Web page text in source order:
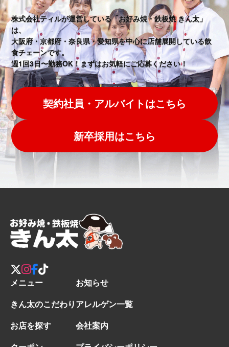
株式会社ティルが運営している「お好み焼・鉄板焼 きん太」
は、
大阪府・京都府・奈良県・愛知県を中心に店舗展開している飲
食チェーンです。
週1回3日〜勤務OK！まずはお気軽にご応募ください！
契約社員・アルバイトはこちら
新卒採用はこちら
メニュー
きん太のこだわり
お店を探す
お知らせ
アレルゲン一覧
会社案内